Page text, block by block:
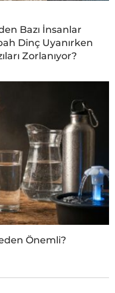
Bazı İnsanlar
Dinç Uyanırken
Zorlanıyor?
Önemli?